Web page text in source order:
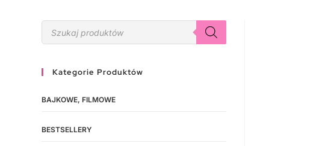
Kategorie Produktów
BAJKOWE, FILMOWE
BESTSELLERY